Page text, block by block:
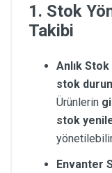
1. Stok
Takibi
Anlık
stok
Ürünlerin
stok
Envanter